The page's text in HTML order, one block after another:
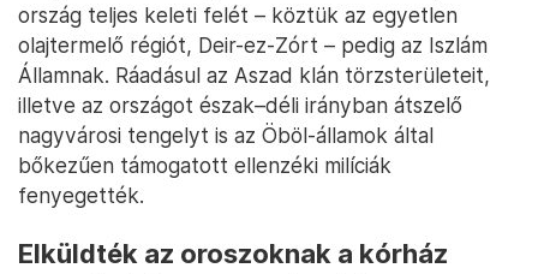
ország teljes keleti felét – köztük az egyetlen
olajtermelő régiót, Deir-ez-Zórt – pedig az Iszlám
Államnak. Ráadásul az Aszad klán törzsterületeit,
illetve az országot észak–déli irányban átszelő
nagyvárosi tengelyt is az Öböl-államok által
bőkezűen támogatott ellenzéki milíciák
fenyegették.
Elküldték az oroszoknak a kórház